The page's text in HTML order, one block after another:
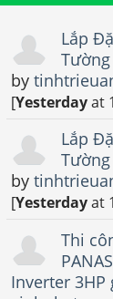
Lắp
by
[Yesterdayat
Lắp
Tường
by
[Yesterdayat
Thi
Inverter